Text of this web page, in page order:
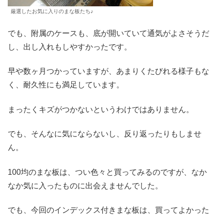
厳選したお気に入りのまな板たち♪
でも、附属のケースも、底が開いていて通気がよさそうだ
し、出し入れもしやすかったです。
早や数ヶ月つかっていますが、あまりくたびれる様子もな
く、耐久性にも満足しています。
まったくキズがつかないというわけではありません。
でも、そんなに気にならないし、反り返ったりもしませ
ん。
100均のまな板は、つい色々と買ってみるのですが、なか
なか気に入ったものに出会えませんでした。
でも、今回のインデックス付きまな板は、買ってよかった